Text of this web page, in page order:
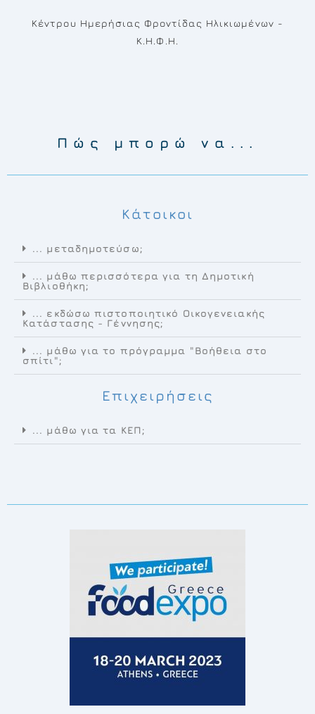
Κέντρου Ημερήσιας Φροντίδας Ηλικιωμένων -
Κ.Η.Φ.Η.
Πώς μπορώ να...
Κάτοικοι
... μεταδημοτεύσω;
... μάθω περισσότερα για τη Δημοτική
Βιβλιοθήκη;
... εκδώσω πιστοποιητικό Οικογενειακής
Κατάστασης - Γέννησης;
... μάθω για το πρόγραμμα "Βοήθεια στο
σπίτι";
Επιχειρήσεις
... μάθω για τα ΚΕΠ;